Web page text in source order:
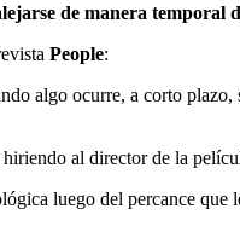
de manera temporal
People:
algo ocurre, a corto
al director de la
luego del percance que